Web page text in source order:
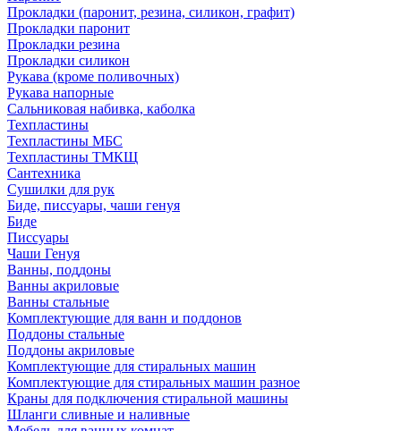
Прокладки (паронит, резина, силикон, графит)
Прокладки паронит
Прокладки резина
Прокладки силикон
Рукава (кроме поливочных)
Рукава напорные
Сальниковая набивка, каболка
Техпластины
Техпластины МБС
Техпластины ТМКЩ
Сантехника
Сушилки для рук
Биде, писсуары, чаши генуя
Биде
Писсуары
Чаши Генуя
Ванны, поддоны
Ванны акриловые
Ванны стальные
Комплектующие для ванн и поддонов
Поддоны стальные
Поддоны акриловые
Комплектующие для стиральных машин
Комплектующие для стиральных машин разное
Краны для подключения стиральной машины
Шланги сливные и наливные